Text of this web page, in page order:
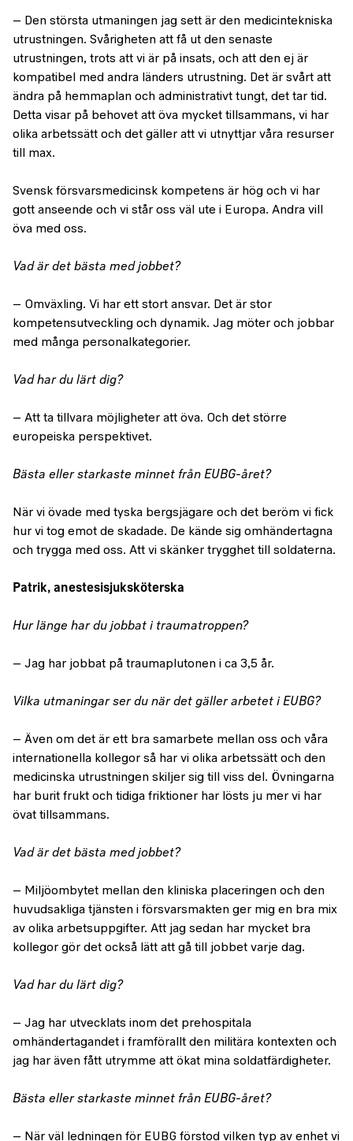
– Den största utmaningen jag sett är den medicintekniska
utrustningen. Svårigheten att få ut den senaste
utrustningen, trots att vi är på insats, och att den ej är
kompatibel med andra länders utrustning. Det är svårt att
ändra på hemmaplan och administrativt tungt, det tar tid.
Detta visar på behovet att öva mycket tillsammans, vi har
olika arbetssätt och det gäller att vi utnyttjar våra resurser
till max.
Svensk försvarsmedicinsk kompetens är hög och vi har
gott anseende och vi står oss väl ute i Europa. Andra vill
öva med oss.
Vad är det bästa med jobbet?
– Omväxling. Vi har ett stort ansvar. Det är stor
kompetensutveckling och dynamik. Jag möter och jobbar
med många personalkategorier.
Vad har du lärt dig?
– Att ta tillvara möjligheter att öva. Och det större
europeiska perspektivet.
Bästa eller starkaste minnet från EUBG-året?
När vi övade med tyska bergsjägare och det beröm vi fick
hur vi tog emot de skadade. De kände sig omhändertagna
och trygga med oss. Att vi skänker trygghet till soldaterna.
Patrik, anestesisjuksköterska
Hur länge har du jobbat i traumatroppen?
– Jag har jobbat på traumaplutonen i ca 3,5 år.
Vilka utmaningar ser du när det gäller arbetet i EUBG?
– Även om det är ett bra samarbete mellan oss och våra
internationella kollegor så har vi olika arbetssätt och den
medicinska utrustningen skiljer sig till viss del. Övningarna
har burit frukt och tidiga friktioner har lösts ju mer vi har
övat tillsammans.
Vad är det bästa med jobbet?
– Miljöombytet mellan den kliniska placeringen och den
huvudsakliga tjänsten i försvarsmakten ger mig en bra mix
av olika arbetsuppgifter. Att jag sedan har mycket bra
kollegor gör det också lätt att gå till jobbet varje dag.
Vad har du lärt dig?
– Jag har utvecklats inom det prehospitala
omhändertagandet i framförallt den militära kontexten och
jag har även fått utrymme att ökat mina soldatfärdigheter.
Bästa eller starkaste minnet från EUBG-året?
– När väl ledningen för EUBG förstod vilken typ av enhet vi